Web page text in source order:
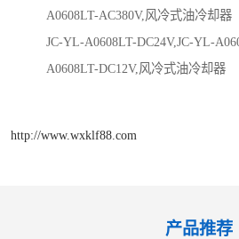
A0608LT-AC380V,风冷式油冷却器
JC-YL-A0608LT-DC24V,JC-YL-
A0608LT-DC12V,风冷式油冷却器
http://www.wxklf88.com
产品推荐